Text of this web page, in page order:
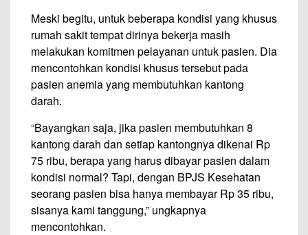
Meski begitu, untuk beberapa kondisi yang khusus
rumah sakit tempat dirinya bekerja masih
melakukan komitmen pelayanan untuk pasien. Dia
mencontohkan kondisi khusus tersebut pada
pasien anemia yang membutuhkan kantong
darah.
“Bayangkan saja, jika pasien membutuhkan 8
kantong darah dan setiap kantongnya dikenai Rp
75 ribu, berapa yang harus dibayar pasien dalam
kondisi normal? Tapi, dengan BPJS Kesehatan
seorang pasien bisa hanya membayar Rp 35 ribu,
sisanya kami tanggung,” ungkapnya
mencontohkan.